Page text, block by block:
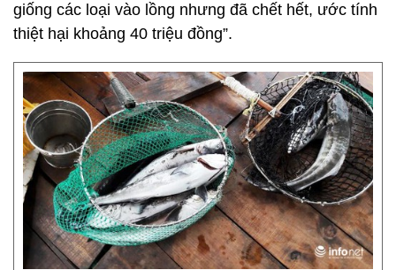
giống các loại vào lồng nhưng đã chết hết, ước tính
thiệt hại khoảng 40 triệu đồng”.